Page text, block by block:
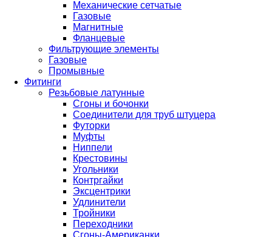
Механические сетчатые
Газовые
Магнитные
Фланцевые
Фильтрующие элементы
Газовые
Промывные
Фитинги
Резьбовые латунные
Сгоны и бочонки
Соединители для труб штуцера
Футорки
Муфты
Ниппели
Крестовины
Угольники
Контргайки
Эксцентрики
Удлинители
Тройники
Переходники
Сгоны-Американки